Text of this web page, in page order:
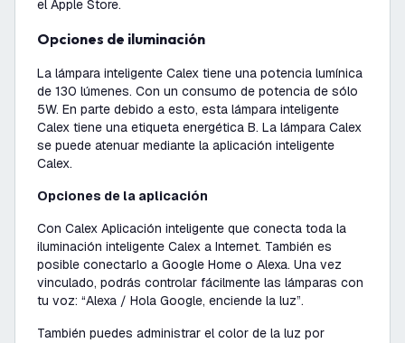
el Apple Store.
Opciones de iluminación
La lámpara inteligente Calex tiene una potencia lumínica
de 130 lúmenes. Con un consumo de potencia de sólo
5W. En parte debido a esto, esta lámpara inteligente
Calex tiene una etiqueta energética B. La lámpara Calex
se puede atenuar mediante la aplicación inteligente
Calex.
Opciones de la aplicación
Con Calex Aplicación inteligente que conecta toda la
iluminación inteligente Calex a Internet. También es
posible conectarlo a Google Home o Alexa. Una vez
vinculado, podrás controlar fácilmente las lámparas con
tu voz: “Alexa / Hola Google, enciende la luz”.
También puedes administrar el color de la luz por